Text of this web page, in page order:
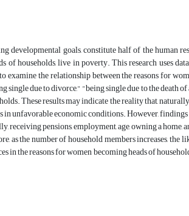
developmental goals, constitute half of the human
of households, live in poverty. This research uses
the relationship between the reasons for
single due to divorce," "being single due to the death
These results may indicate the reality that,
in unfavorable economic conditions. However,
pensions, employment, age, owning a
as the number of household members increases,
in the reasons for women becoming heads of